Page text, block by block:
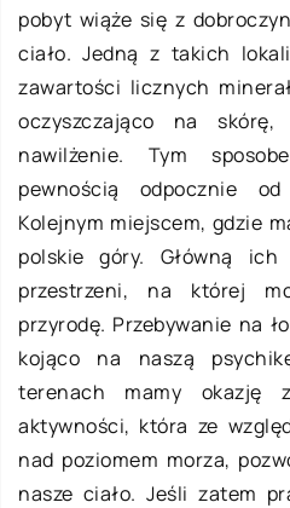
pobyt wiąże się z
ciało. Jedną z takich
zawartości licznych
oczyszczająco na
nawilżenie. Tym
pewnością odpocznie
Kolejnym miejscem, gdzie
polskie góry. Główną
przestrzeni, na której
przyrodę. Przebywanie na
kojąco na naszą
terenach mamy okazję
aktywności, która ze
nad poziomem morza,
nasze ciało. Jeśli zatem